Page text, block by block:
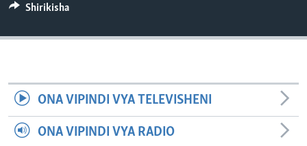
Shirikisha
ONA VIPINDI VYA TELEVISHENI
ONA VIPINDI VYA RADIO